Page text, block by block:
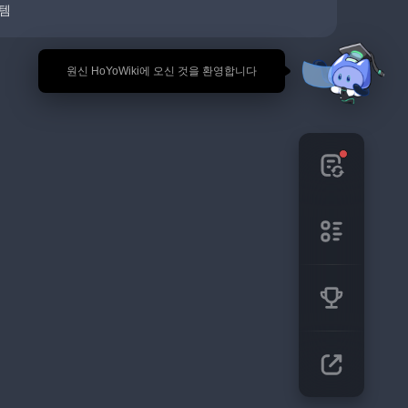
🎉 원신 HoYoWiki에 오신 것을 환영합니다